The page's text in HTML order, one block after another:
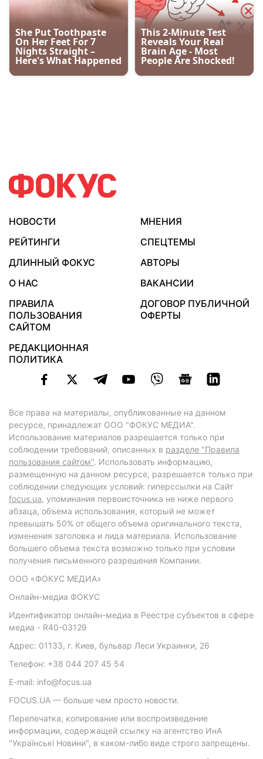
НОВОСТИ
МНЕНИЯ
РЕЙТИНГИ
СПЕЦТЕМЫ
ДЛИННЫЙ ФОКУС
АВТОРЫ
О НАС
ВАКАНСИИ
ПРАВИЛА
ПОЛЬЗОВАНИЯ
САЙТОМ
ДОГОВОР ПУБЛИЧНОЙ
ОФЕРТЫ
РЕДАКЦИОННАЯ
ПОЛИТИКА
Все права на материалы, опубликованные на данном
ресурсе, принадлежат ООО "ФОКУС МЕДИА".
Использование материалов разрешается только при
соблюдении требований, описанных в разделе "Правила
пользования сайтом". Использовать информацию,
размещенную на данном ресурсе, разрешается только при
соблюдении следующих условий: гиперссылки на Сайт
focus.ua, упоминания первоисточника не ниже первого
абзаца, объема использования, который не может
превышать 50% от общего объема оригинального текста,
изменения заголовка и лида материала. Использование
большего объема текста возможно только при условии
получения письменного разрешения Компании.
ООО «ФОКУС МЕДИА»
Онлайн-медиа ФОКУС
Идентификатор онлайн-медиа в Реестре субъектов в сфере
медиа - R40-03129
Адрес: 01133, г. Киев, бульвар Леси Украинки, 26
Телефон: +38 044 207 45 54
E-mail: info@focus.ua
FOCUS.UA — больше чем просто новости.
Перепечатка, копирование или воспроизведение
информации, содержащей ссылку на агентство ИнА
"Українські Новини", в каком-либо виде строго запрещены.